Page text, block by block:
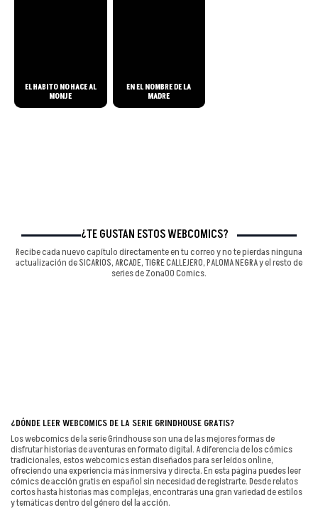
EL HABITO NO HACE AL
MONJE
EN EL NOMBRE DE LA
MADRE
¿TE GUSTAN ESTOS WEBCÓMICS?
Recibe cada nuevo capítulo directamente en tu correo y no te pierdas ninguna
actualización de SICARIOS, ARCADE, TIGRE CALLEJERO, PALOMA NEGRA y el resto de
series de Zona00 Comics.
¿DÓNDE LEER WEBCOMICS DE LA SERIE GRINDHOUSE GRATIS?
Los webcomics de la serie Grindhouse son una de las mejores formas de
disfrutar historias de aventuras en formato digital. A diferencia de los cómics
tradicionales, estos webcomics están diseñados para ser leídos online,
ofreciendo una experiencia más inmersiva y directa. En esta página puedes leer
cómics de acción gratis en español sin necesidad de registrarte. Desde relatos
cortos hasta historias más complejas, encontrarás una gran variedad de estilos
y temáticas dentro del género del la acción.